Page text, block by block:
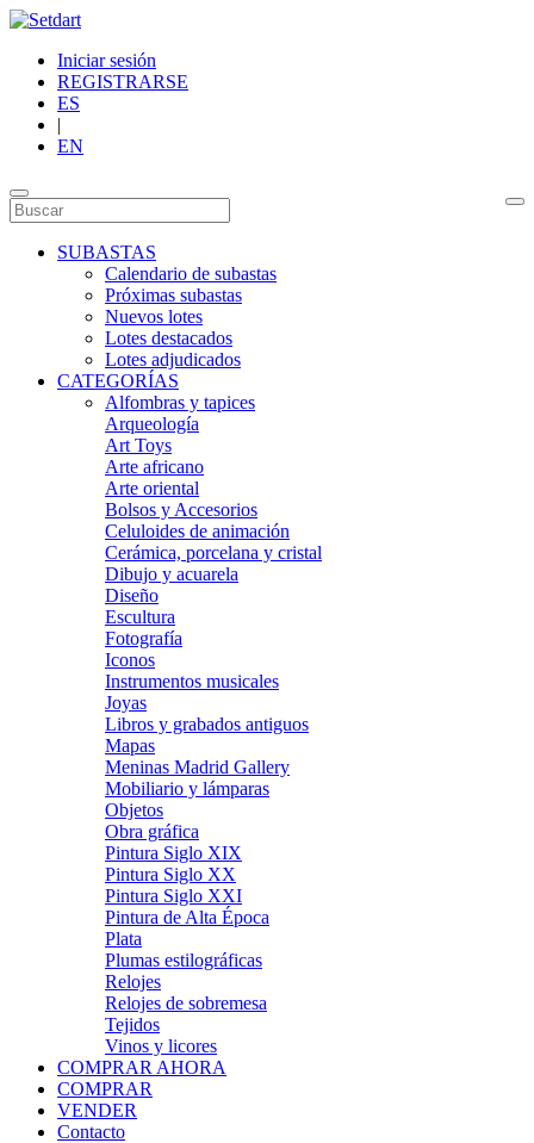
Iniciar sesión
REGISTRARSE
ES
|
EN
SUBASTAS
Calendario de subastas
Próximas subastas
Nuevos lotes
Lotes destacados
Lotes adjudicados
CATEGORÍAS
Alfombras y tapices
Arqueología
Art Toys
Arte africano
Arte oriental
Bolsos y Accesorios
Celuloides de animación
Cerámica, porcelana y cristal
Dibujo y acuarela
Diseño
Escultura
Fotografía
Iconos
Instrumentos musicales
Joyas
Libros y grabados antiguos
Mapas
Meninas Madrid Gallery
Mobiliario y lámparas
Objetos
Obra gráfica
Pintura Siglo XIX
Pintura Siglo XX
Pintura Siglo XXI
Pintura de Alta Época
Plata
Plumas estilográficas
Relojes
Relojes de sobremesa
Tejidos
Vinos y licores
COMPRAR AHORA
COMPRAR
VENDER
Contacto